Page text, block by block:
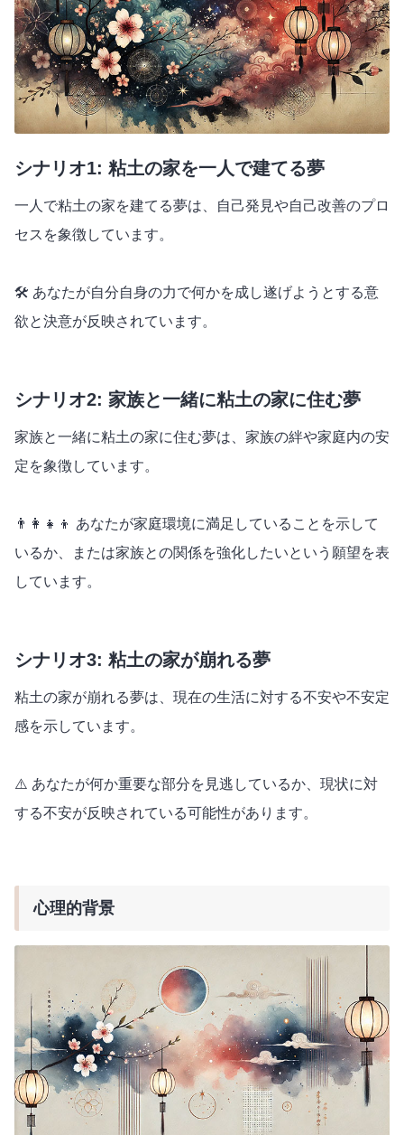
シナリオ1: 粘土の家を一人で建てる夢
一人で粘土の家を建てる夢は、自己発見や自己改善のプロ
セスを象徴しています。
🛠️ あなたが自分自身の力で何かを成し遂げようとする意
欲と決意が反映されています。
シナリオ2: 家族と一緒に粘土の家に住む夢
家族と一緒に粘土の家に住む夢は、家族の絆や家庭内の安
定を象徴しています。
👨‍👩‍👧‍👦 あなたが家庭環境に満足していることを示して
いるか、または家族との関係を強化したいという願望を表
しています。
シナリオ3: 粘土の家が崩れる夢
粘土の家が崩れる夢は、現在の生活に対する不安や不安定
感を示しています。
⚠️ あなたが何か重要な部分を見逃しているか、現状に対
する不安が反映されている可能性があります。
心理的背景